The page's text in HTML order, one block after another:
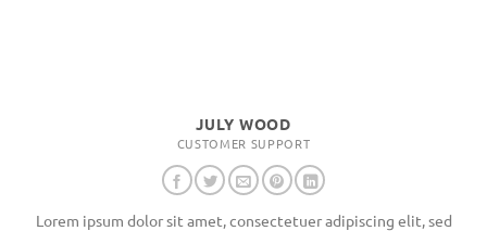
JULY WOOD
CUSTOMER SUPPORT
Lorem ipsum dolor sit amet, consectetuer adipiscing elit, sed